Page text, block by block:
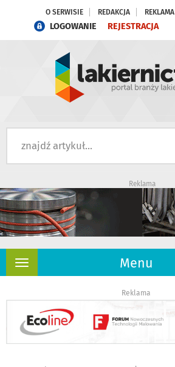
O SERWISIE REDAKCJA REKLAMA
LOGOWANIE REJESTRACJA
Reklama
Menu
Rozwiń
Reklama